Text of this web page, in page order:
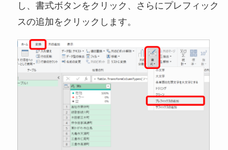
し、書式ボタンをクリック、さらにプレフィック
スの追加をクリックします。